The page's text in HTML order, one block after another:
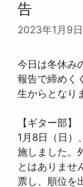
告
2023年1月9日
今日は冬休み
報告で締めく
生からとなり
【ギター部】
1月8日（日）
施しました。
とはありませ
票し、順位を